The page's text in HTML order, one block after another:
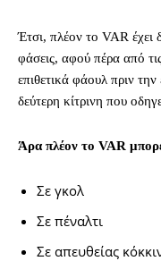
Έτσι, πλέον το VAR έχει
φάσεις, αφού πέρα από
επιθετικά φάουλ πριν
δεύτερη κίτρινη που
Άρα πλέον το VAR
Σε γκολ
Σε πέναλτι
Σε απευθείας